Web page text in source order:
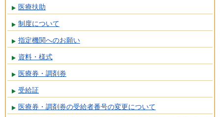
医療扶助
制度について
指定機関へのお願い
資料・様式
医療券・調剤券
受給証
医療券・調剤券の受給者番号の変更について